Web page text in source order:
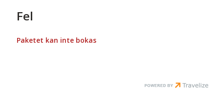
Fel
Paketet kan inte bokas